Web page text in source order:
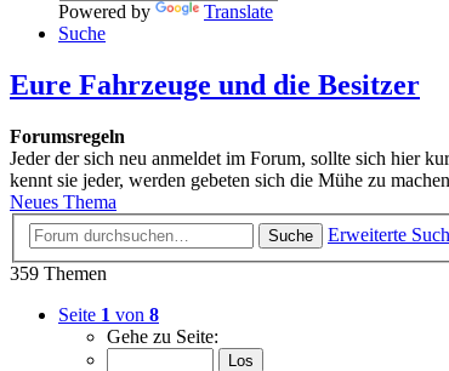
Powered by
Translate
Suche
Eure Fahrzeuge und die Besitzer
Forumsregeln
Jeder der sich neu anmeldet im Forum, sollte sich hier
kennt sie jeder, werden gebeten sich die Mühe zu
Neues Thema
Suche
Erweiterte
359 Themen
Seite 1 von 8
Gehe zu Seite: